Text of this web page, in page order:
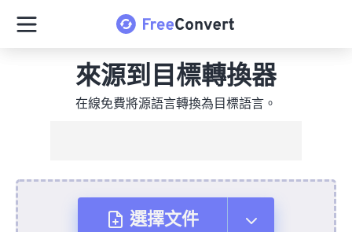
來源到目標轉換器
在線免費將源語言轉換為目標語言。
選擇文件